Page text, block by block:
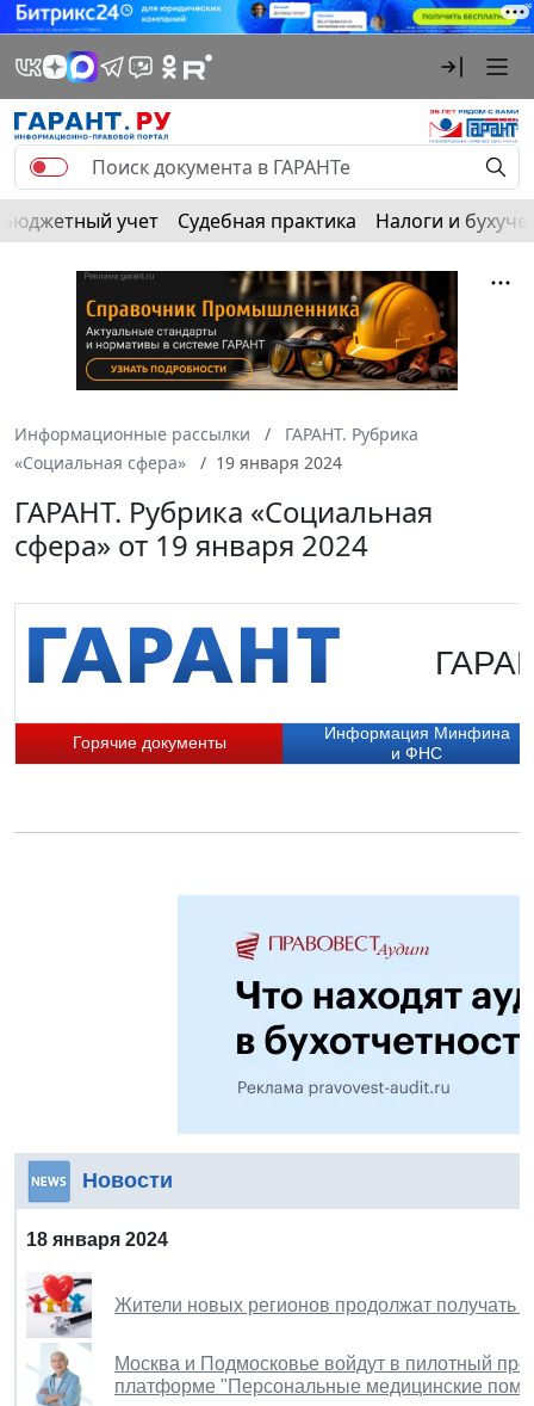
Бюджетный учет Судебная практика Налоги и
Информационные рассылки
ГАРАНТ. Рубрика
«Социальная сфера»
19 января 2024
ГАРАНТ. Рубрика «Социальная
сфера» от 19 января 2024
Горячие документы
Информация Минфина
и ФНС
Новости
18 января 2024
Жители новых регионов продолжат
Москва и Подмосковье войдут в пилотный
платформе "Персональные медицинские